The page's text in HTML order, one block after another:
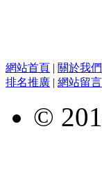
網站首頁 | 關於我們
排名推廣 | 網站留言
©